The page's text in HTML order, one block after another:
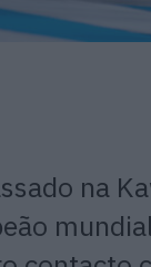
na